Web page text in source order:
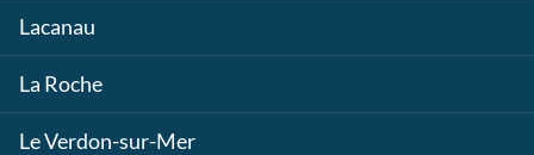
Lacanau
La Roche
Le Verdon-sur-Mer